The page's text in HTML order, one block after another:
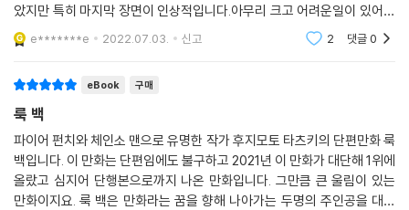
았지만 특히 마지막 장면이 인상적입니다.아무리 크고 어려운일이 있어도
시간이 흘러도앞으로 나아가겠다는 의지가 느껴지는 엔딩잊을 수 없는 장
면입니다.이 단편집은
e*******e 2022.07.03. 신고 2 댓글0
eBook 구매
룩 백
파이어 펀치와 체인소 맨으로 유명한 작가 후지모토 타츠키의 단편만화 룩
백입니다. 이 만화는 단편임에도 불구하고 2021년 이 만화가 대단해 1위에
올랐고 심지어 단행본으로까지 나온 만화입니다. 그만큼 큰 울림이 있는
만화이지요. 룩 백은 만화라는 꿈을 향해 나아가는 두명의 주인공을 대비